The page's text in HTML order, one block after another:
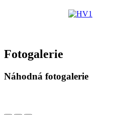
Fotogalerie
Náhodná fotogalerie